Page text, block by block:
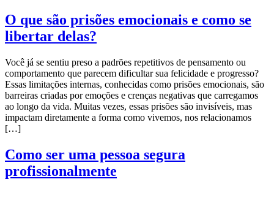
O que são prisões emocionais e como se
libertar delas?
Você já se sentiu preso a padrões repetitivos de pensamento ou
comportamento que parecem dificultar sua felicidade e progresso?
Essas limitações internas, conhecidas como prisões emocionais, são
barreiras criadas por emoções e crenças negativas que carregamos
ao longo da vida. Muitas vezes, essas prisões são invisíveis, mas
impactam diretamente a forma como vivemos, nos relacionamos
[…]
Como ser uma pessoa segura
profissionalmente